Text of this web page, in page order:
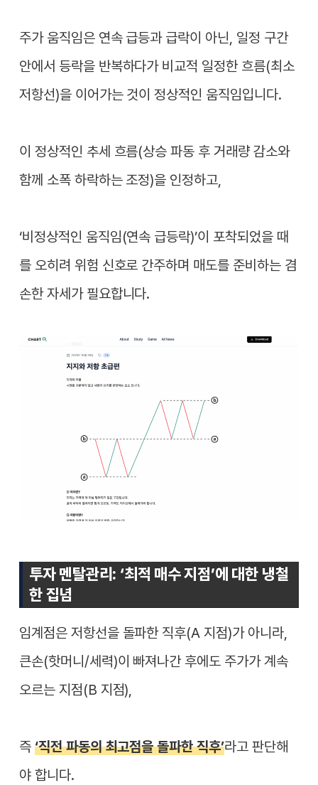
주가 움직임은 연속 급등과 급락이 아닌, 일정 구간
안에서 등락을 반복하다가 비교적 일정한 흐름(최소
저항선)을 이어가는 것이 정상적인 움직임입니다.
이 정상적인 추세 흐름(상승 파동 후 거래량 감소와
함께 소폭 하락하는 조정)을 인정하고,
‘비정상적인 움직임(연속 급등락)’이 포착되었을 때
를 오히려 위험 신호로 간주하며 매도를 준비하는 겸
손한 자세가 필요합니다.
투자 멘탈관리: ‘최적 매수 지점’에 대한 냉철
한 집념
임계점은 저항선을 돌파한 직후(A 지점)가 아니라,
큰손(핫머니/세력)이 빠져나간 후에도 주가가 계속
오르는 지점(B 지점),
즉 ‘직전 파동의 최고점을 돌파한 직후’라고 판단해
야 합니다.